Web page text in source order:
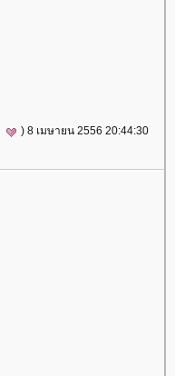
) 8 เมษายน 2556 20:44:30